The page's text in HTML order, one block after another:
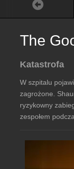
The
Katastrofa
W szpitalu
zagrożone.
ryzykowny
zespołem